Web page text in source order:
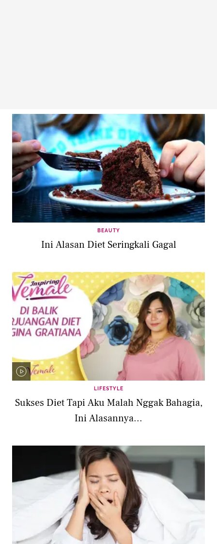
BEAUTY
Ini Alasan Diet Seringkali Gagal
LIFESTYLE
Sukses Diet Tapi Aku Malah Nggak Bahagia,
Ini Alasannya...